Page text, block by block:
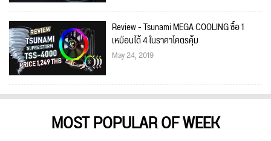
Review - Tsunami MEGA COOLING ซื้อ 1
เหมือนได้ 4 ในราคาโคตรคุ้ม
May 24, 2019
MOST POPULAR OF WEEK